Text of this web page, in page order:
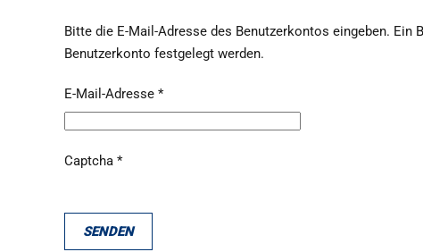
Bitte die E-Mail-Adresse des Benutzerkontos eingeben.
Benutzerkonto festgelegt werden.
E-Mail-Adresse *
Captcha *
SENDEN